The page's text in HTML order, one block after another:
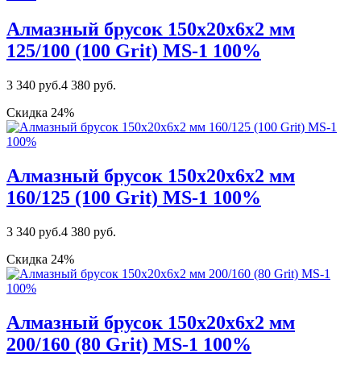
Алмазный брусок 150х20х6х2 мм
125/100 (100 Grit) MS-1 100%
3 340 руб.4 380 руб.
Скидка 24%
Алмазный брусок 150х20х6х2 мм
160/125 (100 Grit) MS-1 100%
3 340 руб.4 380 руб.
Скидка 24%
Алмазный брусок 150х20х6х2 мм
200/160 (80 Grit) MS-1 100%